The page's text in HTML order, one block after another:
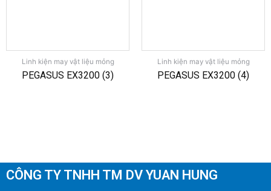
Linh kiện may vật liệu mỏng
PEGASUS EX3200 (3)
Linh kiện may vật liệu mỏng
PEGASUS EX3200 (4)
CÔNG TY TNHH TM DV YUAN HUNG